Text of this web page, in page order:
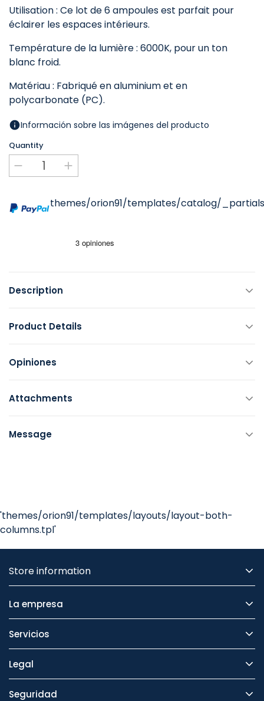
Utilisation : Ce lot de 6 ampoules est parfait pour
éclairer les espaces intérieurs.
Température de la lumière : 6000K, pour un ton
blanc froid.
Matériau : Fabriqué en aluminium et en
polycarbonate (PC).
Información sobre las imágenes del producto
Quantity
themes/orion91/templates/catalog/
Description
Product Details
Opiniones
Attachments
Message
'themes/orion91/templates/layouts/layout-both-
columns.tpl'
Store information
La empresa
Servicios
Legal
Seguridad